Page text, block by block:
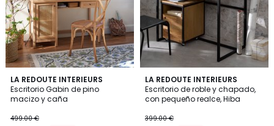
LA REDOUTE INTERIEURS
Escritorio Gabin de pino
macizo y caña
499.00 €
4,6
/ 5
LA REDOUTE INTERIEURS
Escritorio de roble y chapado,
con pequeño realce, Hiba
399.00 €
4,3
/ 5